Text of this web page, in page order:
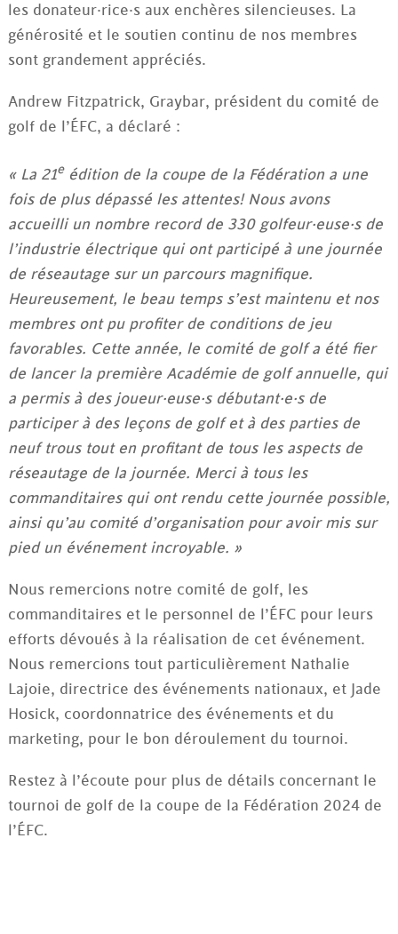
les donateur·rice·s aux enchères silencieuses. La
générosité et le soutien continu de nos membres
sont grandement appréciés.
Andrew Fitzpatrick, Graybar, président du comité de
golf de l’ÉFC, a déclaré :
« La 21eédition de la coupe de la Fédération a une
fois de plus dépassé les attentes! Nous avons
accueilli un nombre record de 330 golfeur·euse·s de
l’industrie électrique qui ont participé à une journée
de réseautage sur un parcours magnifique.
Heureusement, le beau temps s’est maintenu et nos
membres ont pu profiter de conditions de jeu
favorables. Cette année, le comité de golf a été fier
de lancer la première Académie de golf annuelle, qui
a permis à des joueur·euse·s débutant·e·s de
participer à des leçons de golf et à des parties de
neuf trous tout en profitant de tous les aspects de
réseautage de la journée. Merci à tous les
commanditaires qui ont rendu cette journée possible,
ainsi qu’au comité d’organisation pour avoir mis sur
pied un événement incroyable. »
Nous remercions notre comité de golf, les
commanditaires et le personnel de l’ÉFC pour leurs
efforts dévoués à la réalisation de cet événement.
Nous remercions tout particulièrement Nathalie
Lajoie, directrice des événements nationaux, et Jade
Hosick, coordonnatrice des événements et du
marketing, pour le bon déroulement du tournoi.
Restez à l’écoute pour plus de détails concernant le
tournoi de golf de la coupe de la Fédération 2024 de
l’ÉFC.